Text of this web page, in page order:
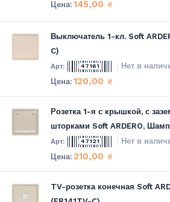
145,00 ₴
Выключатель 1-кл. Soft
C)
47161 Нет в
120,00 ₴
Розетка 1-я с крышкой, с
шторками Soft ARDERO,
47121 Нет в
210,00 ₴
TV-розетка конечная Soft